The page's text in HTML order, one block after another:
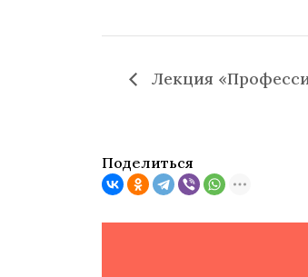
Лекция
Поделиться